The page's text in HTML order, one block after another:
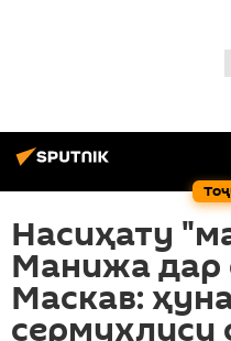
Насиҳату
Манижа дар
Маскав:
сермухлиси